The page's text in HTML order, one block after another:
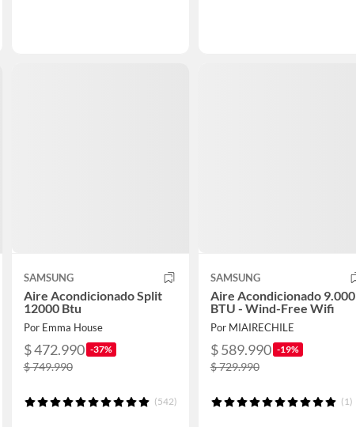
SAMSUNG
Aire Acondicionado Split
12000 Btu
Por Emma House
$ 472.990 -37%
$ 749.990
(542)
SAMSUNG
Aire Acondicionado 9.000
BTU - Wind-Free Wifi
Por MIAIRECHILE
$ 589.990 -19%
$ 729.990
(1)